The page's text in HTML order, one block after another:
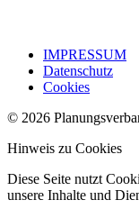
IMPRESSUM
Datenschutz
Cookies
© 2026
Hinweis zu Cookies
Diese Seite nutzt
unsere Inhalte und